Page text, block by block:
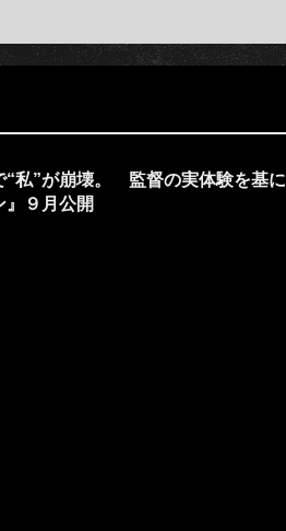
私”が崩壊。 監督の実体験を基に
』９月公開